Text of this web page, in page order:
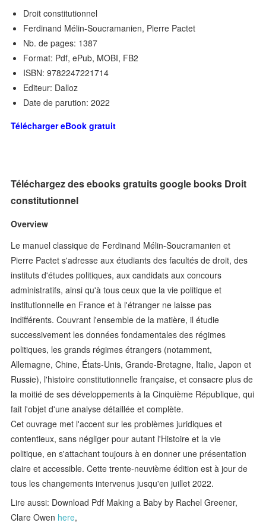
Droit constitutionnel
Ferdinand Mélin-Soucramanien, Pierre Pactet
Nb. de pages: 1387
Format: Pdf, ePub, MOBI, FB2
ISBN: 9782247221714
Editeur: Dalloz
Date de parution: 2022
Télécharger eBook gratuit
Téléchargez des ebooks gratuits google books Droit
constitutionnel
Overview
Le manuel classique de Ferdinand Mélin-Soucramanien et
Pierre Pactet s'adresse aux étudiants des facultés de droit, des
instituts d'études politiques, aux candidats aux concours
administratifs, ainsi qu'à tous ceux que la vie politique et
institutionnelle en France et à l'étranger ne laisse pas
indifférents. Couvrant l'ensemble de la matière, il étudie
successivement les données fondamentales des régimes
politiques, les grands régimes étrangers (notamment,
Allemagne, Chine, États-Unis, Grande-Bretagne, Italie, Japon et
Russie), l'histoire constitutionnelle française, et consacre plus de
la moitié de ses développements à la Cinquième République, qui
fait l'objet d'une analyse détaillée et complète.
Cet ouvrage met l'accent sur les problèmes juridiques et
contentieux, sans négliger pour autant l'Histoire et la vie
politique, en s'attachant toujours à en donner une présentation
claire et accessible. Cette trente-neuvième édition est à jour de
tous les changements intervenus jusqu'en juillet 2022.
Lire aussi: Download Pdf Making a Baby by Rachel Greener,
Clare Owen here,